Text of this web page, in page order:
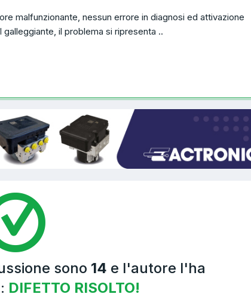
malfunzionante, nessun errore in diagnosi ed attivazione
il problema si ripresenta ..
sono 14 e l'autore l'ha
DIFETTO RISOLTO!